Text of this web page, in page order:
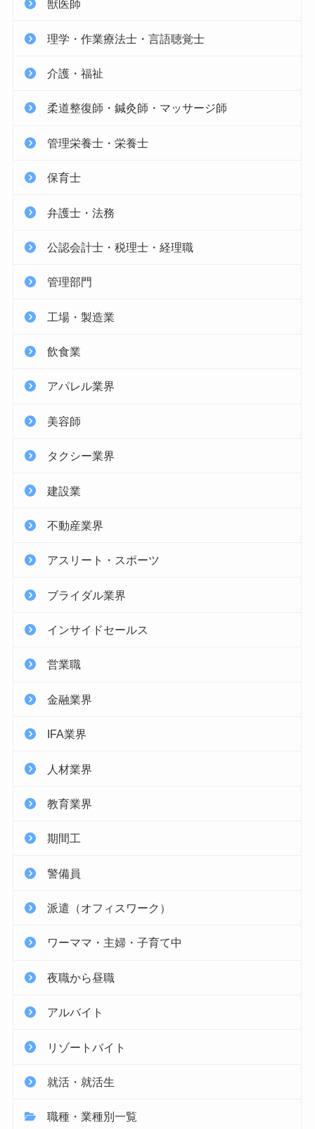
獣医師
理学・作業療法士・言語聴覚士
介護・福祉
柔道整復師・鍼灸師・マッサージ師
管理栄養士・栄養士
保育士
弁護士・法務
公認会計士・税理士・経理職
管理部門
工場・製造業
飲食業
アパレル業界
美容師
タクシー業界
建設業
不動産業界
アスリート・スポーツ
ブライダル業界
インサイドセールス
営業職
金融業界
IFA業界
人材業界
教育業界
期間工
警備員
派遣（オフィスワーク）
ワーママ・主婦・子育て中
夜職から昼職
アルバイト
リゾートバイト
就活・就活生
職種・業種別一覧